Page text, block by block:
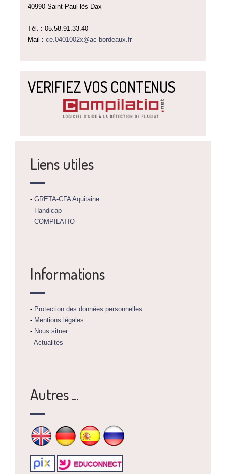
40990 Saint Paul lès Dax
Tél. : 05.58.91.33.40
Mail : ce.0401002x@ac-bordeaux.fr
VERIFIEZ VOS CONTENUS
Liens utiles
- GRETA-CFA Aquitaine
- Handicap
- COMPILATIO
Informations
- Protection des données personnelles
- Mentions légales
- Nous situer
- Actualités
Autres ...